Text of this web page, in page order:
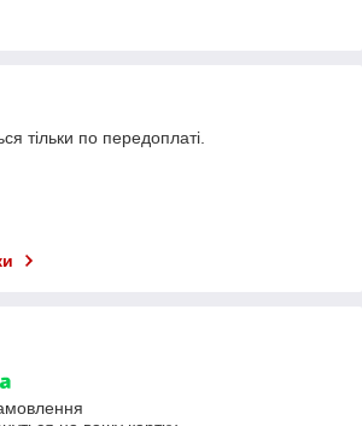
тільки по передоплаті.